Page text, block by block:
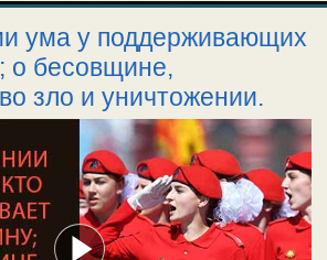
ума у поддерживающих
о бесовщине,
зло и уничтожении.